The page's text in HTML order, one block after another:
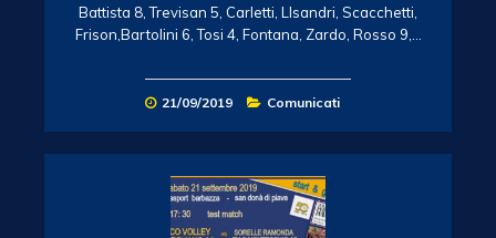
Battista 8, Trevisan 5, Carletti, LIsandri, Scacchetti,
Frison,Bartolini 6, Tosi 4, Fontana, Zardo, Rosso 9,…
21/09/2019 Comunicati